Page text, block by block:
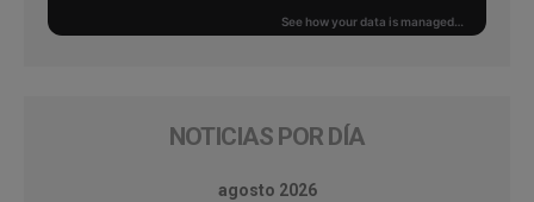
NOTICIAS POR DÍA
agosto 2026